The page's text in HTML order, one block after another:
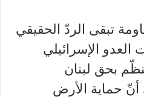
تبقى الردّ الحقيقي
العدو الإسرائيلي
بحق لبنان
أنّ حماية الأرض